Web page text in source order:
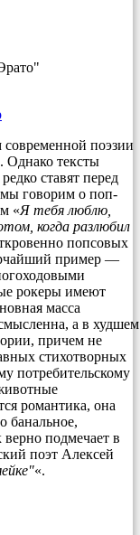
поэзии
Однако тексты
ставят перед
говорим о поп-
«Я тебя люблю,
когда разлюбил
попсовых
пример —
рокеры имеют
масса
а в худшем
причем не
стихотворных
потребительскому
романтика, она
банальное,
подмечает в
поэт Алексей
«.